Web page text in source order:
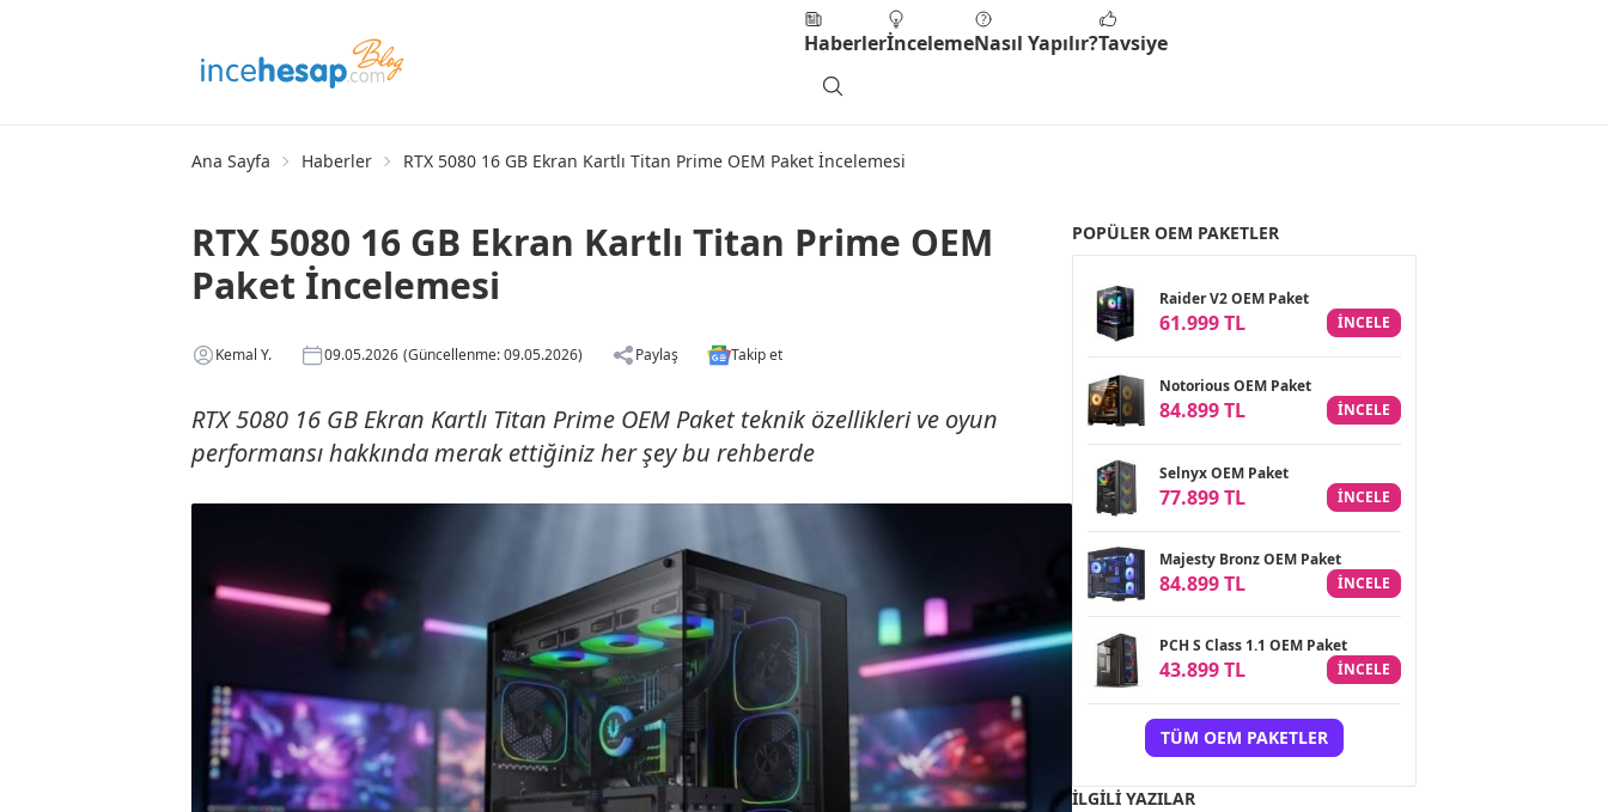
HaberlerİncelemeNasıl Yapılır?Tavsiye
Ana Sayfa Haberler RTX 5080 16 GB Ekran Kartlı Titan Prime OEM Paket İncelemesi
RTX 5080 16 GB Ekran Kartlı Titan Prime OEM
Paket İncelemesi
Kemal Y. 09.05.2026 (Güncellenme: 09.05.2026) Paylaş Takip et
RTX 5080 16 GB Ekran Kartlı Titan Prime OEM Paket teknik özellikleri ve oyun
performansı hakkında merak ettiğiniz her şey bu rehberde
POPÜLER OEM PAKETLER
Raider V2 OEM Paket
61.999 TL INCELE
Notorious OEM Paket
84.899 TL INCELE
Selnyx OEM Paket
77.899 TL INCELE
Majesty Bronz OEM Paket
84.899 TL INCELE
PCH S Class 1.1 OEM Paket
43.899 TL INCELE
TÜM OEM PAKETLER
İLGILI YAZILAR